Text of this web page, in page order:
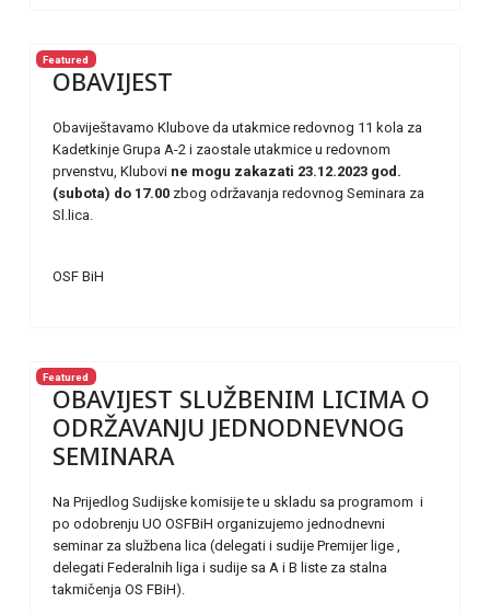
Featured
OBAVIJEST
Obaviještavamo Klubove da utakmice redovnog 11 kola za
Kadetkinje Grupa A-2 i zaostale utakmice u redovnom
prvenstvu, Klubovi ne mogu zakazati 23.12.2023 god.
(subota) do 17.00 zbog održavanja redovnog Seminara za
Sl.lica.
OSF BiH
Featured
OBAVIJEST SLUŽBENIM LICIMA O
ODRŽAVANJU JEDNODNEVNOG
SEMINARA
Na Prijedlog Sudijske komisije te u skladu sa programom i
po odobrenju UO OSFBiH organizujemo jednodnevni
seminar za službena lica (delegati i sudije Premijer lige ,
delegati Federalnih liga i sudije sa A i B liste za stalna
takmičenja OS FBiH).